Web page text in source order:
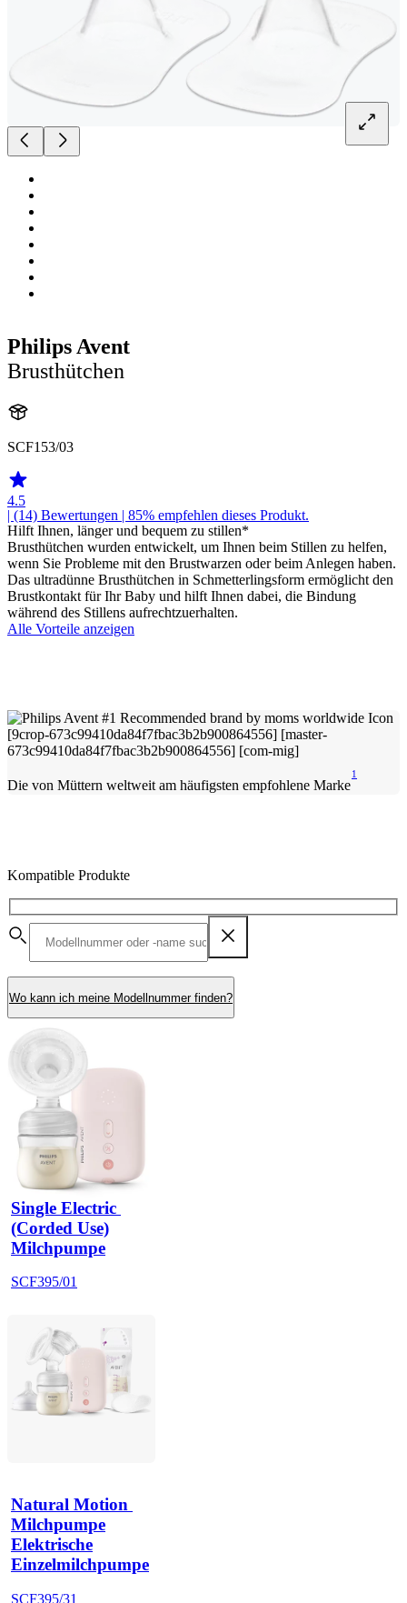
Philips Avent
Brusthütchen
SCF153/03
4.5
| (14) Bewertungen | 85% empfehlen dieses Produkt.
Hilft Ihnen, länger und bequem zu stillen*
Brusthütchen wurden entwickelt, um Ihnen beim Stillen zu helfen,
wenn Sie Probleme mit den Brustwarzen oder beim Anlegen haben.
Das ultradünne Brusthütchen in Schmetterlingsform ermöglicht den
Brustkontakt für Ihr Baby und hilft Ihnen dabei, die Bindung
während des Stillens aufrechtzuerhalten.
Alle Vorteile anzeigen
Die von Müttern weltweit am häufigsten empfohlene Marke
1
Kompatible Produkte
Wo kann ich meine Modellnummer finden?
Single Electric
(Corded Use)
Milchpumpe
SCF395/01
Natural Motion
Milchpumpe
Elektrische
Einzelmilchpumpe
SCF395/31